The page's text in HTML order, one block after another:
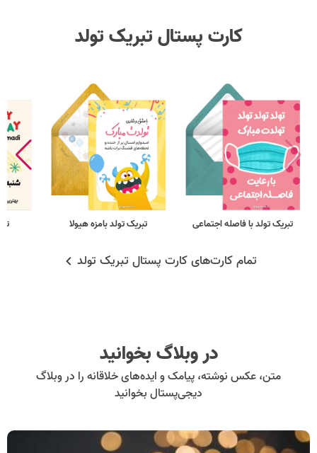
کارت پستال تبریک تولد
تبریک تولد با فاصله اجتماعی تبریک تولد بامزه هیولا
تمام کارت‌های کارت پستال تبریک تولد
در وبلاگ بخوانید
متن، عکس نوشته، پیامک و ایده‌های خلاقانه را در وبلاگ
دیجی‌پستال بخوانید